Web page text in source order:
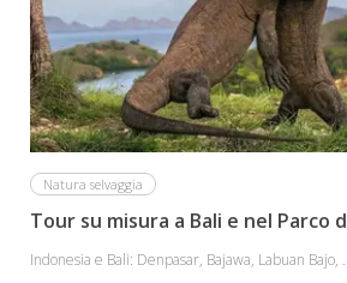
Natura selvaggia
Tour su misura a Bali e nel Parco
Indonesia e Bali: Denpasar, Bajawa, Labuan Bajo,